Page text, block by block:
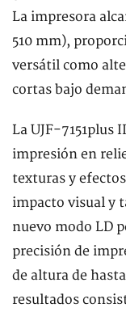
La impresora
510 mm),
versátil como
cortas bajo
La UJF-7151plus
impresión en
texturas y
impacto visual y
nuevo modo LD
precisión de
de altura de
resultados